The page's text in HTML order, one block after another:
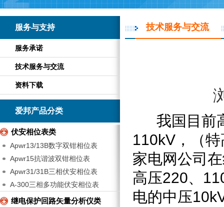
服务与支持
服务承诺
技术服务与交流
资料下载
爱邦产品分类
伏安相位表类
Apwr13/13B数字双钳相位表
Apwr15抗谐波双钳相位表
Apwr31/31B三相伏安相位表
A-300三相多功能伏安相位表
继电保护回路矢量分析仪类
技术服务与交流
我国目前
110kV ，（
家电网公司
高压220、
电的中压